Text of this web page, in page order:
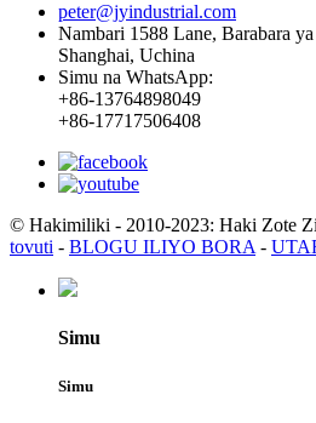
peter@jyindustrial.com
Nambari 1588 Lane, Barabara
Shanghai, Uchina
Simu na WhatsApp:
+86-13764898049
+86-17717506408
© Hakimiliki - 2010-2023: Haki Zote
tovuti - BLOGU ILIYO BORA -
Simu
Simu